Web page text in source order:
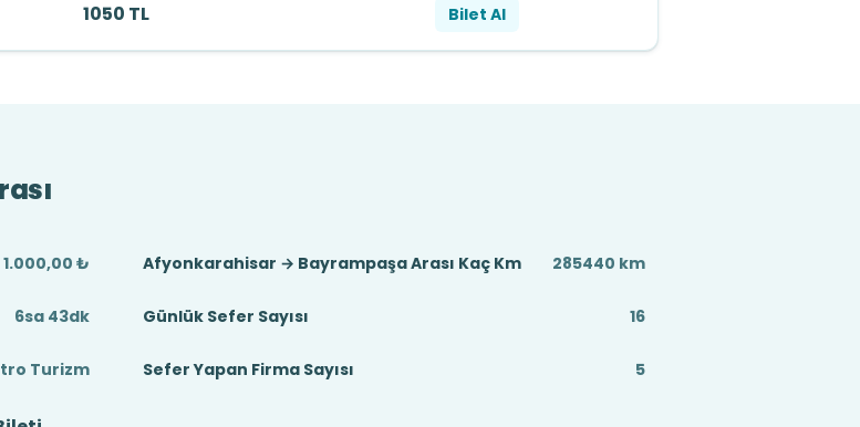
1050 TL Bilet Al
1.000,00 ₺ Afyonkarahisar → Bayrampaşa Arası Kaç Km 285440 km
6sa 43dk Günlük Sefer Sayısı 16
Turizm Sefer Yapan Firma Sayısı 5